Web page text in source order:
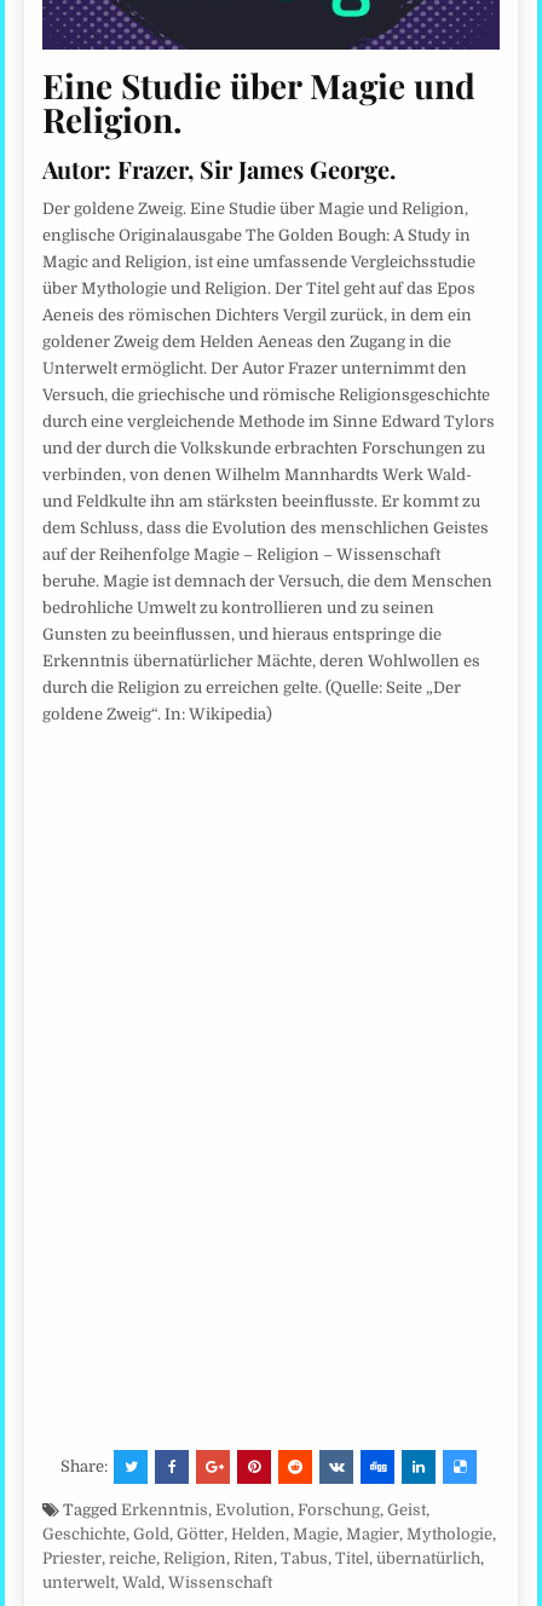
Eine Studie über Magie und
Religion.
Autor: Frazer, Sir James George.
Der goldene Zweig. Eine Studie über Magie und Religion,
englische Originalausgabe The Golden Bough: A Study in
Magic and Religion, ist eine umfassende Vergleichsstudie
über Mythologie und Religion. Der Titel geht auf das Epos
Aeneis des römischen Dichters Vergil zurück, in dem ein
goldener Zweig dem Helden Aeneas den Zugang in die
Unterwelt ermöglicht. Der Autor Frazer unternimmt den
Versuch, die griechische und römische Religionsgeschichte
durch eine vergleichende Methode im Sinne Edward Tylors
und der durch die Volkskunde erbrachten Forschungen zu
verbinden, von denen Wilhelm Mannhardts Werk Wald-
und Feldkulte ihn am stärksten beeinflusste. Er kommt zu
dem Schluss, dass die Evolution des menschlichen Geistes
auf der Reihenfolge Magie – Religion – Wissenschaft
beruhe. Magie ist demnach der Versuch, die dem Menschen
bedrohliche Umwelt zu kontrollieren und zu seinen
Gunsten zu beeinflussen, und hieraus entspringe die
Erkenntnis übernatürlicher Mächte, deren Wohlwollen es
durch die Religion zu erreichen gelte. (Quelle: Seite „Der
goldene Zweig“. In: Wikipedia)
Share:
TaggedErkenntnis,Evolution,Forschung,Geist,
Geschichte,Gold,Götter,Helden,Magie,Magier,Mythologie,
Priester,reiche,Religion,Riten,Tabus,Titel,übernatürlich,
unterwelt,Wald,Wissenschaft